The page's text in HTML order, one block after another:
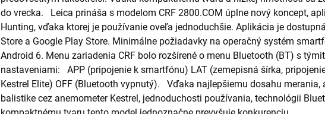
do vrecka. Leica prináša s modelom CRF 2800.COM úplne nový koncept,
Hunting, vďaka ktorej je používanie oveľa jednoduchšie. Aplikácia je
Store a Google Play Store. Minimálne požiadavky na operačný systém
Android 6. Menu zariadenia CRF bolo rozšírené o menu Bluetooth (BT) s
nastaveniami: APP (pripojenie k smartfónu) LAT (zemepisná šírka,
Kestrel Elite) OFF (Bluetooth vypnutý). Vďaka najlepšiemu dosahu merania,
balistike cez anemometer Kestrel, jednoduchosti používania, technológii